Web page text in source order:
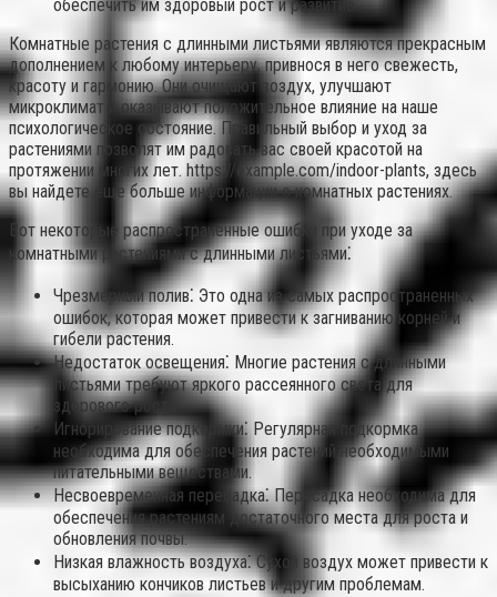
обеспечить им здоровый рост и развитие.
Комнатные растения с длинными листьями являются прекрасным
дополнением к любому интерьеру, привнося в него свежесть,
красоту и гармонию. Они очищают воздух, улучшают
микроклимат и оказывают положительное влияние на наше
психологическое состояние. Правильный выбор и уход за
растениями позволят им радовать вас своей красотой на
протяжении многих лет. https://example.com/indoor-plants, здесь
вы найдете еще больше информации о комнатных растениях.
Вот некоторые распространенные ошибки при уходе за
комнатными растениями с длинными листьями⁚
Чрезмерный полив⁚ Это одна из самых распространенных
ошибок, которая может привести к загниванию корней и
гибели растения.
Недостаток освещения⁚ Многие растения с длинными
листьями требуют яркого рассеянного света для
здорового роста.
Игнорирование подкормки⁚ Регулярная подкормка
необходима для обеспечения растений необходимыми
питательными веществами.
Несвоевременная пересадка⁚ Пересадка необходима для
обеспечения растениям достаточного места для роста и
обновления почвы.
Низкая влажность воздуха⁚ Сухой воздух может привести к
высыханию кончиков листьев и другим проблемам.